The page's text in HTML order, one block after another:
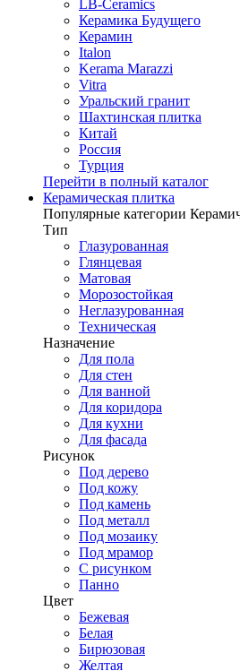
LB-Ceramics
Керамика Будущего
Керамин
Italon
Kerama Marazzi
Vitra
Уральский гранит
Шахтинская плитка
Китай
Россия
Турция
Перейти в полный каталог
Керамическая плитка
Популярные категории
Тип
Глазурованная
Глянцевая
Матовая
Морозостойкая
Неглазурованная
Техническая
Назначение
Для пола
Для стен
Для ванной
Для коридора
Для кухни
Для фасада
Рисунок
Под дерево
Под кожу
Под камень
Под металл
Под мозаику
Под мрамор
С рисунком
Панно
Цвет
Бежевая
Белая
Бирюзовая
Желтая